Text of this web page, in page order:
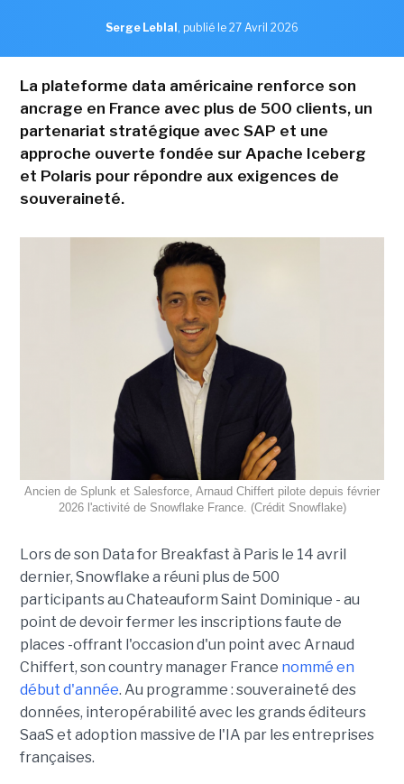
Serge Leblal , publié le 27 Avril 2026
La plateforme data américaine renforce son
ancrage en France avec plus de 500 clients, un
partenariat stratégique avec SAP et une
approche ouverte fondée sur Apache Iceberg
et Polaris pour répondre aux exigences de
souveraineté.
Ancien de Splunk et Salesforce, Arnaud Chiffert pilote depuis février
2026 l'activité de Snowflake France. (Crédit Snowflake)
Lors de son Data for Breakfast à Paris le 14 avril
dernier, Snowflake a réuni plus de 500
participants au Chateauform Saint Dominique - au
point de devoir fermer les inscriptions faute de
places -offrant l'occasion d'un point avec Arnaud
Chiffert, son country manager France nommé en
début d'année. Au programme : souveraineté des
données, interopérabilité avec les grands éditeurs
SaaS et adoption massive de l'IA par les entreprises
françaises.